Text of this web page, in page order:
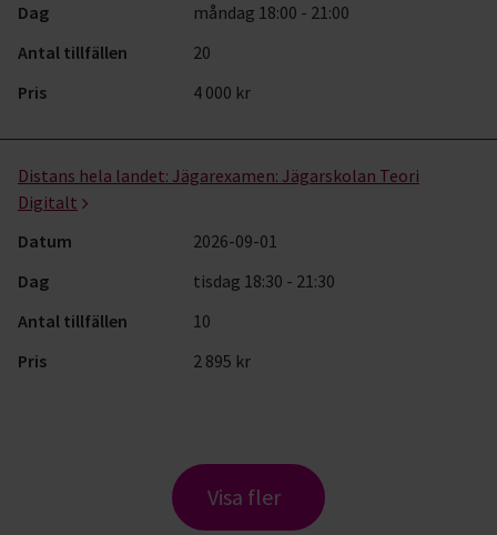
Dag
måndag 18:00 - 21:00
Antal tillfällen
20
Pris
4 000 kr
Distans hela landet: Jägarexamen: Jägarskolan Teori
Digitalt
Datum
2026-09-01
Dag
tisdag 18:30 - 21:30
Antal tillfällen
10
Pris
2 895 kr
Visa fler